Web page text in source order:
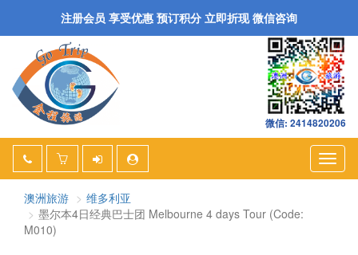
注册会员 享受优惠 预订积分 立即折现 微信咨询
微信: 2414820206
澳洲旅游
维多利亚
墨尔本4日经典巴士团 Melbourne 4 days Tour (Code:
M010)